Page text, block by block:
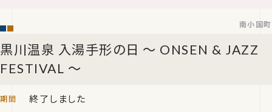
黒川温泉 入湯手形の日 〜 ONSEN & JAZZ
FESTIVAL 〜
南小国町
終了しました